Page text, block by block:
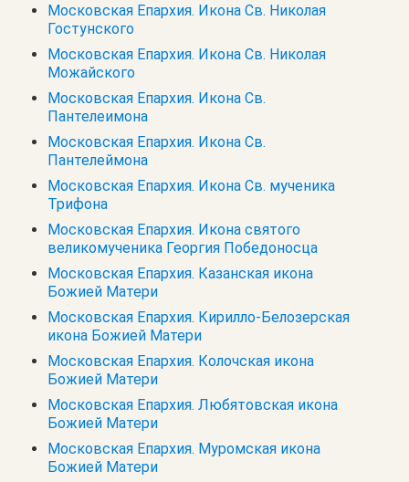
Московская Епархия. Икона Св. Николая
Гостунского
Московская Епархия. Икона Св. Николая
Можайского
Московская Епархия. Икона Св.
Пантелеимона
Московская Епархия. Икона Св.
Пантелеймона
Московская Епархия. Икона Св. мученика
Трифона
Московская Епархия. Икона святого
великомученика Георгия Победоносца
Московская Епархия. Казанская икона
Божией Матери
Московская Епархия. Кирилло-Белозерская
икона Божией Матери
Московская Епархия. Колочская икона
Божией Матери
Московская Епархия. Любятовская икона
Божией Матери
Московская Епархия. Муромская икона
Божией Матери